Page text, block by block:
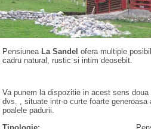
Pensiunea La Sandel ofera multiple
cadru natural, rustic si intim deosebit.
Va punem la dispozitie in acest sens
dvs. , situate intr-o curte foarte
poalele padurii.